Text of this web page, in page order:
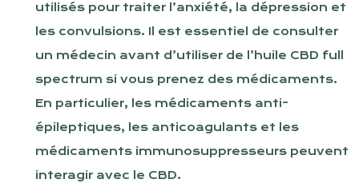
utilisés pour traiter l’anxiété, la dépression et
les convulsions. Il est essentiel de consulter
un médecin avant d’utiliser de l’huile CBD full
spectrum si vous prenez des médicaments.
En particulier, les médicaments anti-
épileptiques, les anticoagulants et les
médicaments immunosuppresseurs peuvent
interagir avec le CBD.